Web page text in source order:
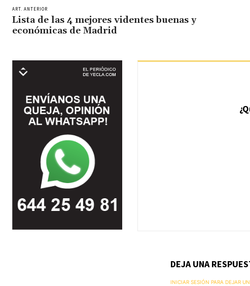
ART. ANTERIOR
Lista de las 4 mejores videntes buenas y
económicas de Madrid
DEJA UNA
INICIAR SESIÓN PARA DEJAR